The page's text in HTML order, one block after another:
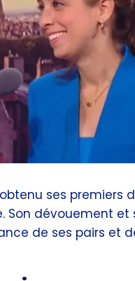
ses
Son dévouement
de ses pairs et